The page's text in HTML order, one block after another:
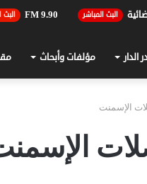
البث المباشر 90.FM 9 البث
الدار مؤلفات وأبحاث
الإسمنت